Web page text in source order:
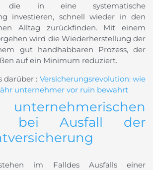
die in eine systematische
investieren, schnell wieder in den
Alltag zurückfinden. Mit einem
wird die Wiederherstellung der
gut handhabbaren Prozess, der
auf ein Minimum reduziert.
darüber : Versicherungsrevolution: wie
unternehmer vor ruin bewahrt
bei Ausfall der
im Falldes Ausfalls einer